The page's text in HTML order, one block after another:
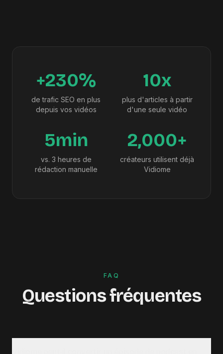
+230%
de trafic SEO en plus
depuis vos vidéos
10x
plus d'articles à partir
d'une seule vidéo
5min
vs. 3 heures de
rédaction manuelle
2,000+
créateurs utilisent déjà
Vidiome
FAQ
Questions fréquentes